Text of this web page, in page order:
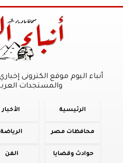
أنباء اليوم موقع الكترونى
والمستجدات
الرئيسية الأخبار
محافظات مصر الرياضة
حوادث وقضايا الفن